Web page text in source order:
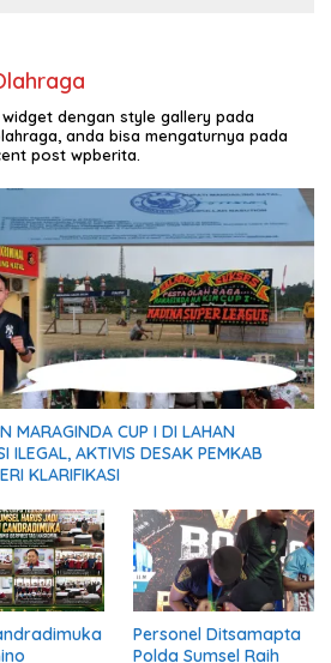
dengan style gallery pada
anda bisa mengaturnya pada
post wpberita.
MARAGINDA CUP I DI LAHAN
ILEGAL, AKTIVIS DESAK PEMKAB
KLARIFIKASI
Personel Ditsamapta
Polda Sumsel Raih